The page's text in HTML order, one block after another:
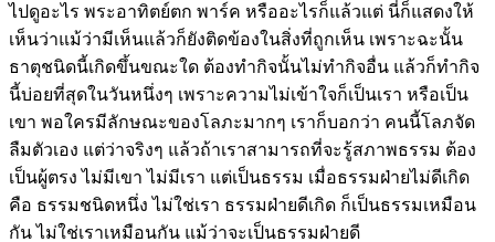
ไปดูอะไร พระอาทิตย์ตก พาร์ค หรืออะไรก็แล้วแต่ นี่ก็แสดงให้
เห็นว่าแม้ว่ามีเห็นแล้วก็ยังติดข้องในสิ่งที่ถูกเห็น เพราะฉะนั้น
ธาตุชนิดนี้เกิดขึ้นขณะใด ต้องทำกิจนั้นไม่ทำกิจอื่น แล้วก็ทำกิจ
นี้บ่อยที่สุดในวันหนึ่งๆ เพราะความไม่เข้าใจก็เป็นเรา หรือเป็น
เขา พอใครมีลักษณะของโลภะมากๆ เราก็บอกว่า คนนี้โลภจัด
ลืมตัวเอง แต่ว่าจริงๆ แล้วถ้าเราสามารถที่จะรู้สภาพธรรม ต้อง
เป็นผู้ตรง ไม่มีเขา ไม่มีเรา แต่เป็นธรรม เมื่อธรรมฝ่ายไม่ดีเกิด
คือ ธรรมชนิดหนึ่ง ไม่ใช่เรา ธรรมฝ่ายดีเกิด ก็เป็นธรรมเหมือน
กัน ไม่ใช่เราเหมือนกัน แม้ว่าจะเป็นธรรมฝ่ายดี